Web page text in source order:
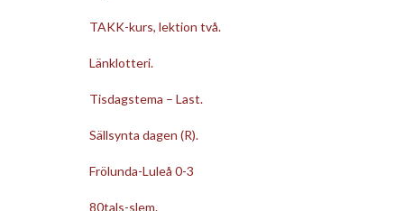
TAKK-kurs, lektion två.
Länklotteri.
Tisdagstema – Last.
Sällsynta dagen (R).
Frölunda-Luleå 0-3
80tals-slem.